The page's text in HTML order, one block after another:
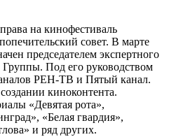
на кинофестиваль
совет. В марте
председателем экспертного
Под его руководством
РЕН-ТВ и Пятый канал.
киноконтента.
«Девятая рота»,
«Белая гвардия»,
и ряд других.